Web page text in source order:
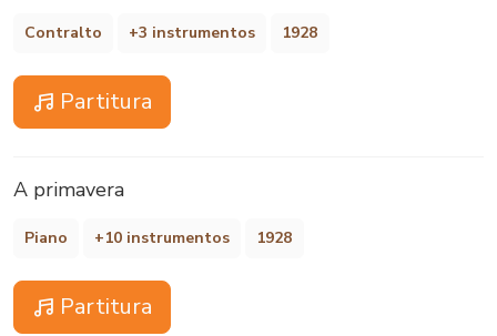
Contralto +3 instrumentos 1928
Partitura
A primavera
Piano +10 instrumentos 1928
Partitura